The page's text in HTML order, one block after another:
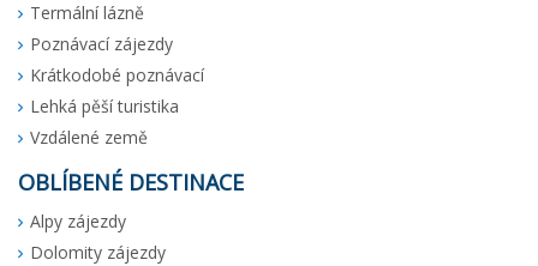
Termální lázně
Poznávací zájezdy
Krátkodobé poznávací
Lehká pěší turistika
Vzdálené země
OBLÍBENÉ DESTINACE
Alpy zájezdy
Dolomity zájezdy